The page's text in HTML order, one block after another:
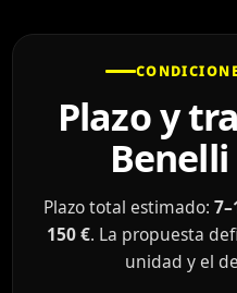
Plazo y
Benelli
Plazo total estimado:
150 €. La propuesta
unidad y el